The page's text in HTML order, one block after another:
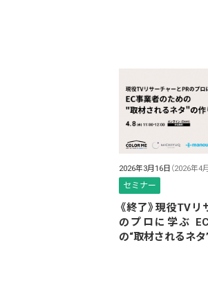
2026年3月16日 （2026年4
セミナー
《終了》現役TV
のプロに学ぶ
の“取材されるネ